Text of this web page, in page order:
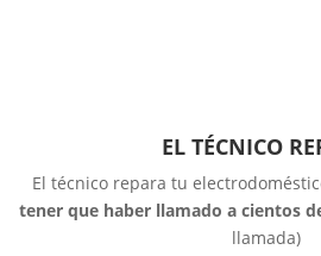
EL TÉCNICO
El técnico repara tu
tener que haber llamado a cientos
llamada)